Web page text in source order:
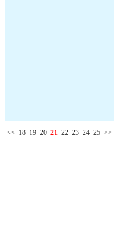
<< 18 19 20 21 22 23 24 25 >>